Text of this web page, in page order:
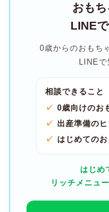
おも
LINE
0歳からのおもち
LINEで
相談できること
0歳向けのお
出産準備のヒ
はじめての
はじめ
リッチメニュ